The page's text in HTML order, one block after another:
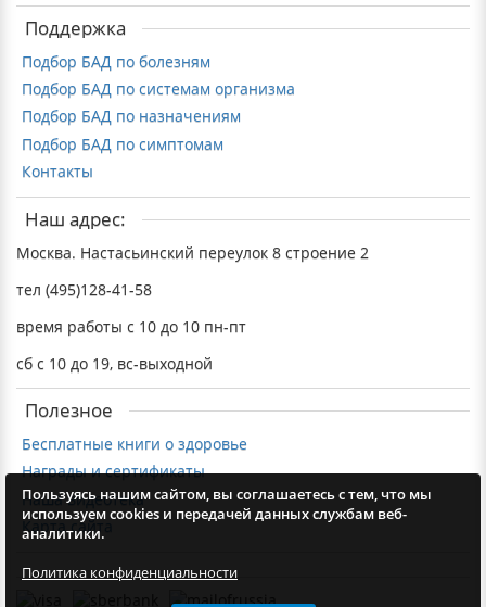
Поддержка
Подбор БАД по болезням
Подбор БАД по системам организма
Подбор БАД по назначениям
Подбор БАД по симптомам
Контакты
Наш адрес:
Москва. Настасьинский переулок 8 строение 2
тел (495)128-41-58
время работы с 10 до 10 пн-пт
сб с 10 до 19, вс-выходной
Полезное
Бесплатные книги о здоровье
Награды и сертификаты
Наша видеотека
Карта сайта
Пользуясь нашим сайтом, вы соглашаетесь с тем, что мы
используем cookies и передачей данных службам веб-
аналитики.
Политика конфиденциальности